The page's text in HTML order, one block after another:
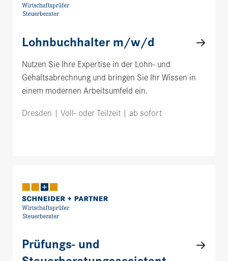
Lohnbuchhalter m/w/d
Nutzen Sie Ihre Expertise in der Lohn- und
Gehaltsabrechnung und bringen Sie Ihr Wissen in
einem modernen Arbeitsumfeld ein.
Dresden | Voll- oder Teilzeit | ab sofort
Prüfungs- und